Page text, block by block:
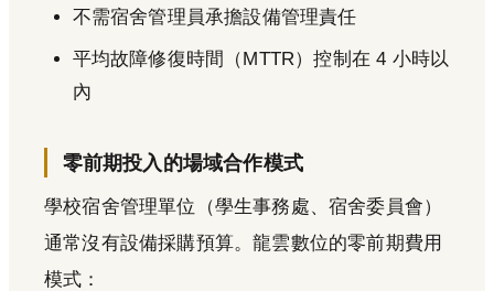
不需宿舍管理員承擔設備管理責任
平均故障修復時間（MTTR）控制在 4 小時以
內
零前期投入的場域合作模式
學校宿舍管理單位（學生事務處、宿舍委員會）
通常沒有設備採購預算。龍雲數位的零前期費用
模式：